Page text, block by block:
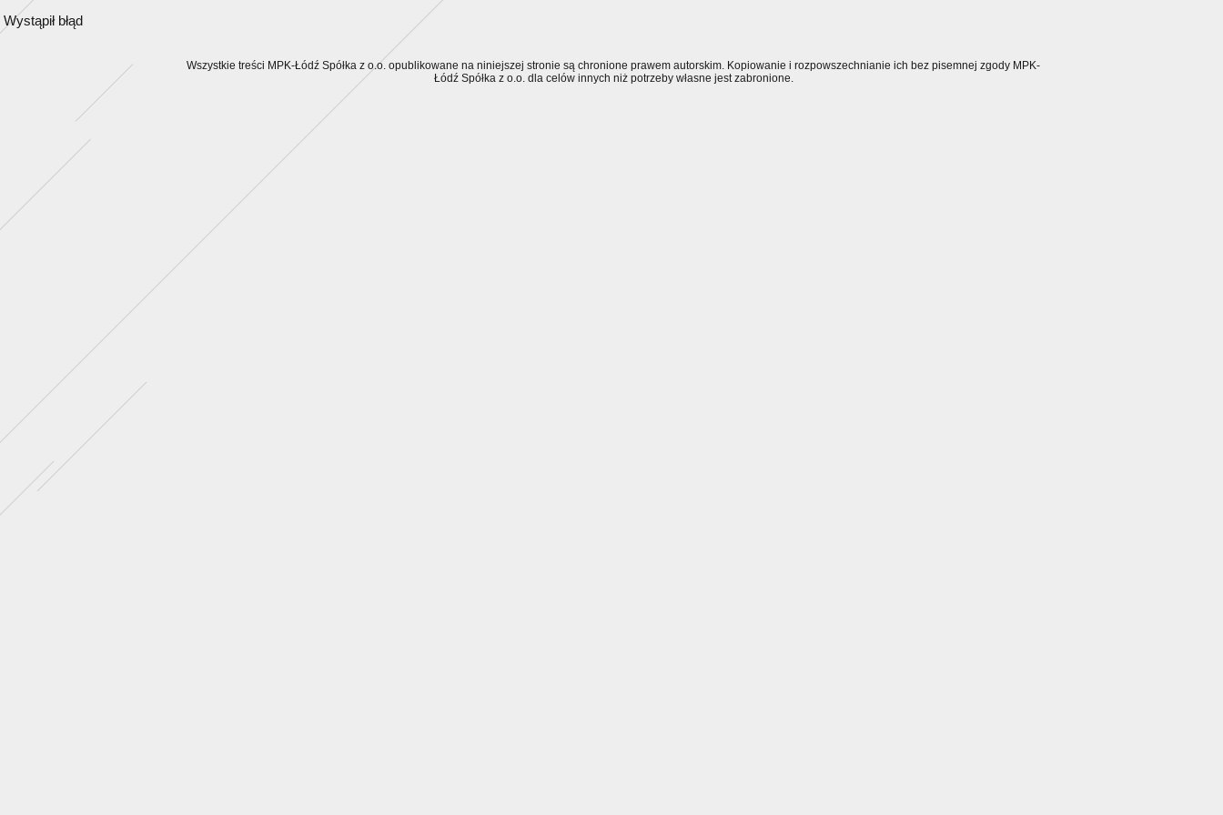
Wystąpił błąd
Wszystkie treści MPK-Łódź Spółka z o.o. opublikowane na niniejszej stronie są chronione prawem autorskim. Kopiowanie i rozpowszechnianie ich bez pisemnej zgody MPK-
Łódź Spółka z o.o. dla celów innych niż potrzeby własne jest zabronione.